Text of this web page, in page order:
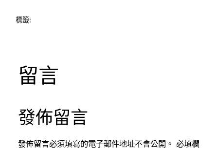
標籤:
留言
發佈留言
發佈留言必須填寫的電子郵件地址不會公開。 必填欄